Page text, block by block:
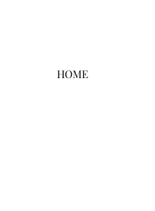
HOME